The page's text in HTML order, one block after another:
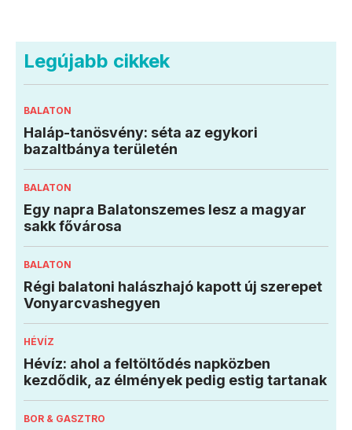
Legújabb cikkek
BALATON
Haláp-tanösvény: séta az egykori
bazaltbánya területén
BALATON
Egy napra Balatonszemes lesz a magyar
sakk fővárosa
BALATON
Régi balatoni halászhajó kapott új szerepet
Vonyarcvashegyen
HÉVÍZ
Hévíz: ahol a feltöltődés napközben
kezdődik, az élmények pedig estig tartanak
BOR & GASZTRO